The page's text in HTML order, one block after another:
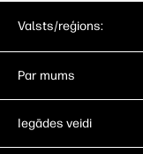
Valsts/reģions:
Par mums
Iegādes veidi